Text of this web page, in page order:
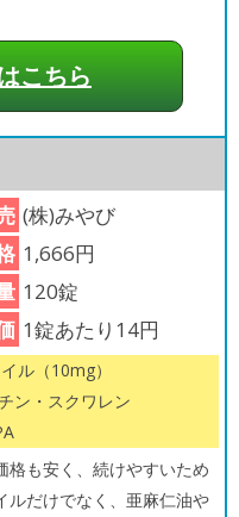
こちら
(株)みやび
1,666円
120錠
1錠あたり14円
ル（10mg）
ン・スクワレン
格も安く、続けやすいため
ルだけでなく、亜麻仁油や